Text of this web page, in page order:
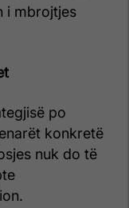
i mbrojtjes
po
konkretë
nuk do të